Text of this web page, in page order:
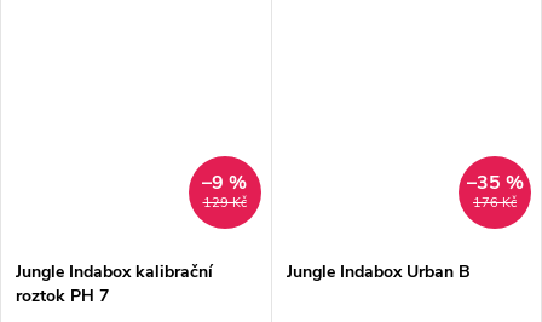
129 Kč
–9 %
Jungle Indabox kalibrační
roztok PH 7
176 Kč
–35 %
Jungle Indabox Urban B